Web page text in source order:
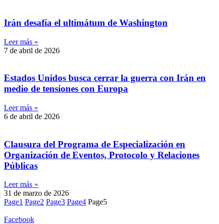
Irán desafía el ultimátum de Washington
Leer más »
7 de abril de 2026
Estados Unidos busca cerrar la guerra con Irán en
medio de tensiones con Europa
Leer más »
6 de abril de 2026
Clausura del Programa de Especialización en
Organización de Eventos, Protocolo y Relaciones
Públicas
Leer más »
31 de marzo de 2026
Page1 Page2 Page3 Page4 Page5
Facebook